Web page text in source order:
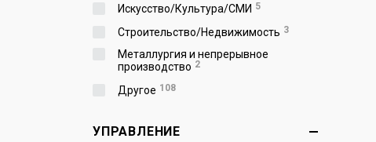
Искусство/Культура/СМИ 5
Строительство/Недвижимость 3
Металлургия и непрерывное
производство 2
Другое 108
УПРАВЛЕНИЕ